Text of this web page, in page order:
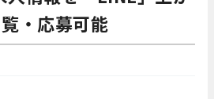
・応募可能